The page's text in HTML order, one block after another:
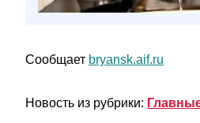
Сообщает bryansk.aif.ru
Новость из рубрики: